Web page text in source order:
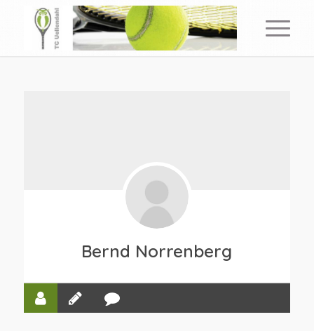
Bernd Norrenberg